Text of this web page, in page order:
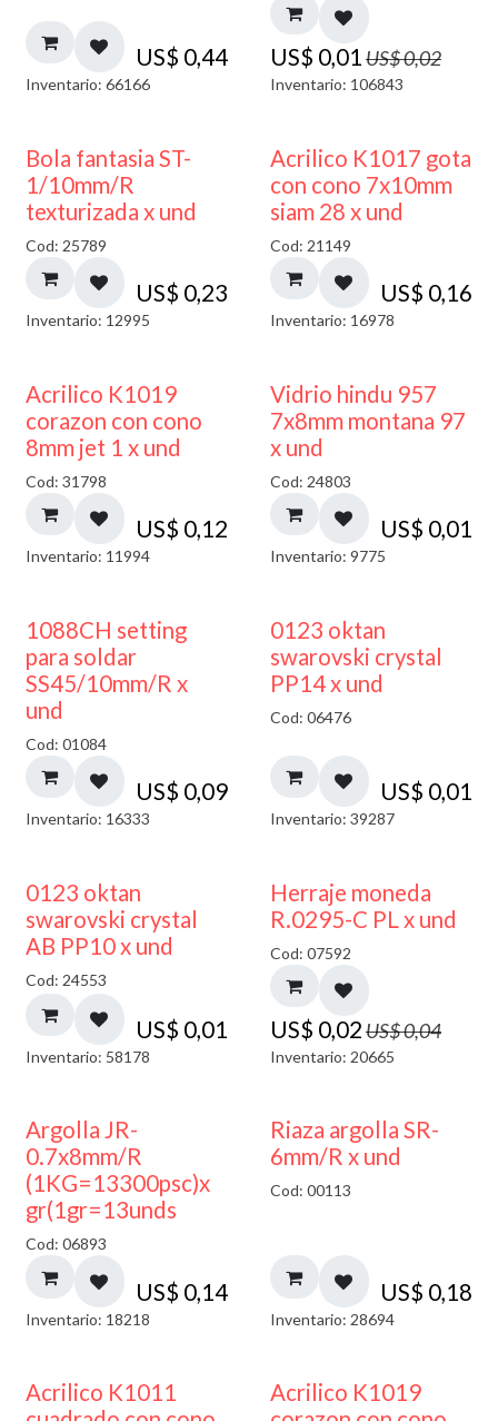
US$ 0,44
Inventario: 66166
US$ 0,01US$0,02
Inventario: 106843
Bola fantasia ST-
1/10mm/R
texturizada x und
Cod: 25789
US$ 0,23
Inventario: 12995
Acrilico K1017 gota
con cono 7x10mm
siam 28 x und
Cod: 21149
US$ 0,16
Inventario: 16978
Acrilico K1019
corazon con cono
8mm jet 1 x und
Cod: 31798
US$ 0,12
Inventario: 11994
40% DESCUENTO
Vidrio hindu 957
7x8mm montana 97
x und
Cod: 24803
US$ 0,01
Inventario: 9775
1088CH setting
para soldar
SS45/10mm/R x
und
Cod: 01084
US$ 0,09
Inventario: 16333
0123 oktan
swarovski crystal
PP14 x und
Cod: 06476
US$ 0,01
Inventario: 39287
0123 oktan
swarovski crystal
AB PP10 x und
Cod: 24553
US$ 0,01
Inventario: 58178
50% DESCUENTO
Herraje moneda
R.0295-C PL x und
Cod: 07592
US$ 0,02US$0,04
Inventario: 20665
Argolla JR-
0.7x8mm/R
(1KG=13300psc)x
gr(1gr=13unds
Cod: 06893
US$ 0,14
Inventario: 18218
Riaza argolla SR-
6mm/R x und
Cod: 00113
US$ 0,18
Inventario: 28694
Acrilico K1011
Acrilico K1019